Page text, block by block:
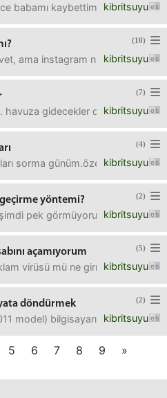
kibritsuyu
babamı kaybettim. şimdi
(10)
kibritsuyu
ama instagram nasıl buna alet
(7)
kibritsuyu
gidecekler diye oğlana
(4)
kibritsuyu
sorma günüm.özellikle
(2)
geçirme yöntemi?
kibritsuyu
şimdi pek görmüyorum ama,
(5)
açamıyorum
kibritsuyu
virüsü mü ne girmiş, dedim
(2)
döndürmek
kibritsuyu
model) bilgisayarı hayata
5 6 7 8 9 »